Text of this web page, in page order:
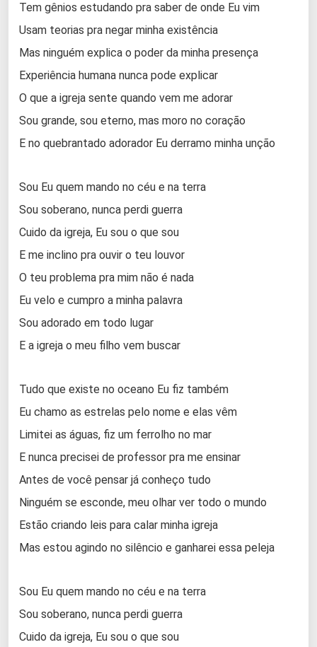
Tem gênios estudando pra saber de onde Eu vim
Usam teorias pra negar minha existência
Mas ninguém explica o poder da minha presença
Experiência humana nunca pode explicar
O que a igreja sente quando vem me adorar
Sou grande, sou eterno, mas moro no coração
E no quebrantado adorador Eu derramo minha unção
Sou Eu quem mando no céu e na terra
Sou soberano, nunca perdi guerra
Cuido da igreja, Eu sou o que sou
E me inclino pra ouvir o teu louvor
O teu problema pra mim não é nada
Eu velo e cumpro a minha palavra
Sou adorado em todo lugar
E a igreja o meu filho vem buscar
Tudo que existe no oceano Eu fiz também
Eu chamo as estrelas pelo nome e elas vêm
Limitei as águas, fiz um ferrolho no mar
E nunca precisei de professor pra me ensinar
Antes de você pensar já conheço tudo
Ninguém se esconde, meu olhar ver todo o mundo
Estão criando leis para calar minha igreja
Mas estou agindo no silêncio e ganharei essa peleja
Sou Eu quem mando no céu e na terra
Sou soberano, nunca perdi guerra
Cuido da igreja, Eu sou o que sou